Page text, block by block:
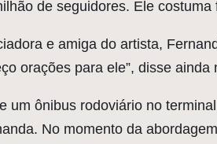
de seguidores. Ele
e amiga do artista,
orações para ele”, disse
um ônibus rodoviário no
No momento da